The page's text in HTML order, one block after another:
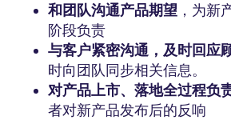
和团队沟通产品期望 ，为新
阶段负责
与客户紧密沟通，及时回应
时向团队同步相关信息。
对产品上市、 落地全过程负
者对新产品发布后的反响